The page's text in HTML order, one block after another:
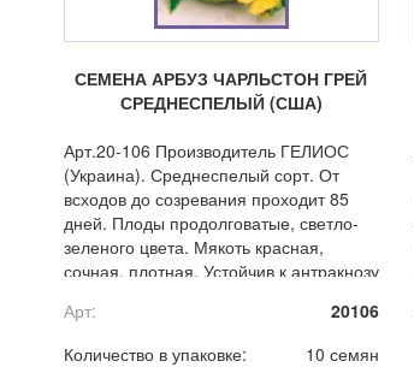
СЕМЕНА АРБУЗ ЧАРЛЬСТОН ГРЕЙ
СРЕДНЕСПЕЛЫЙ (США)
Арт.20-106 Производитель ГЕЛИОС
(Украина). Среднеспелый сорт. От
всходов до созревания проходит 85
дней. Плоды продолговатые, светло-
зеленого цвета. Мякоть красная,
сочная, плотная. Устойчив к антракнозу
Арт:
20106
Количество в упаковке:
10 семян